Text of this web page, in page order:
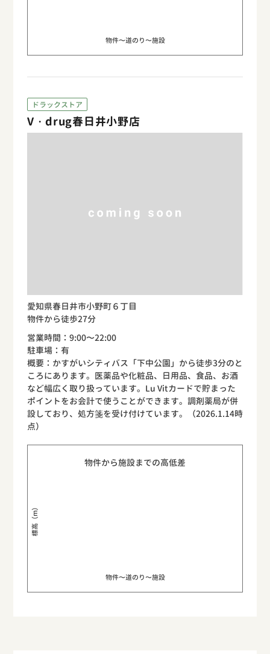
物件〜道のり〜施設
ドラックストア
V・drug春日井小野店
愛知県春日井市小野町６丁目
物件から徒歩27分
営業時間：9:00〜22:00
駐車場：有
概要：かすがいシティバス「下中公園」から徒歩3分のと
ころにあります。医薬品や化粧品、日用品、食品、お酒
など幅広く取り扱っています。Lu Vitカードで貯まった
ポイントをお会計で使うことができます。調剤薬局が併
設しており、処方箋を受け付けています。（2026.1.14時
点）
物件から施設までの高低差
標高（m）
物件〜道のり〜施設